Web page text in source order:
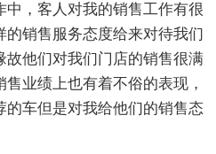
中，客人对我的销售工作有很
销售服务态度给来对待我们
故他们对我们门店的销售很满
业绩上也有着不俗的表现，
的车但是对我给他们的销售态